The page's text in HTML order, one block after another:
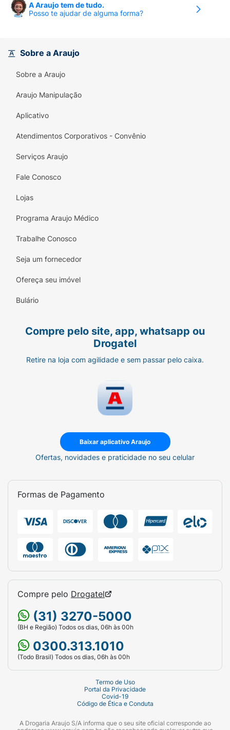
os fios extremamente macios ao toque. Como
todos os produtos da família Skala, este kit é
plástico, unindo beleza consciente com um
Preço Especial
aos cabelos opacos e sem movimento.
Com Óleo de Oliva: Ativo clássico e
poderoso para combater o ressecamento.
Limpeza Delicada:
parabenos, petrolatos, silicones e óleos
Vegano com embalagem "eco-friendly"
(menos plástico).
Maciez Imediata:
Modo de Usar:
Aplique nos cabelos
molhados e massageie o couro cabeludo
espuma. Enxágue bem.
Condicionador:Após lavar, aplique o
condicionador do comprimento às
enxágue totalmente.
Ficha Técnica:
Marca:Skala.
Linha:Frutástica!
Conteúdo do Kit:
1 Shampoo 325ml + 1
Ativos Principais:
Morango e Óleo de Oliva.
Indicação:Cabelos secos, opacos e sem
Dermatologicamente Testado.
A Araujo tem de tudo.
Posso te ajudar de alguma forma?
Sobre a Araujo
Sobre a Araujo
Araujo Manipulação
Aplicativo
Atendimentos Corporativos - Convênio
Serviços Araujo
Fale Conosco
Lojas
Programa Araujo Médico
Trabalhe Conosco
Seja um fornecedor
Ofereça seu imóvel
Bulário
Compre pelo site, app, whatsapp ou
Drogatel
Retire na loja com agilidade e sem passar pelo caixa.
Baixar aplicativo Araujo
Ofertas, novidades e praticidade no seu celular
Formas de Pagamento
Compre pelo Drogatel
(31) 3270-5000
(BH e Região) Todos os dias, 06h às 00h
0300.313.1010
(Todo Brasil) Todos os dias, 06h às 00h
Termo de Uso
Portal da Privacidade
Covid-19
Código de Ética e Conduta
A Drogaria Araujo S/A informa que o seu site oficial corresponde ao